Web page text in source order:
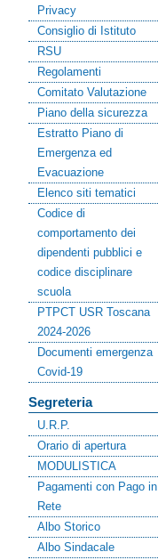
Privacy
Consiglio di Istituto
RSU
Regolamenti
Comitato Valutazione
Piano della sicurezza
Estratto Piano di
Emergenza ed
Evacuazione
Elenco siti tematici
Codice di
comportamento dei
dipendenti pubblici e
codice disciplinare
scuola
PTPCT USR Toscana
2024-2026
Documenti emergenza
Covid-19
Segreteria
U.R.P.
Orario di apertura
MODULISTICA
Pagamenti con Pago in
Rete
Albo Storico
Albo Sindacale